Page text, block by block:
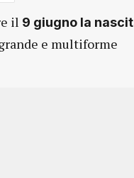
il 9 giugno la
e multiforme